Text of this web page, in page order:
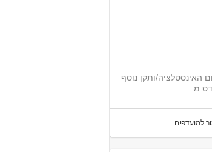
האינסטלציה/ותקן נוסף
מ...
למועדפים